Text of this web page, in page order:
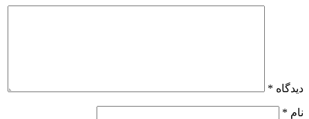
دیدگاه *
نام *